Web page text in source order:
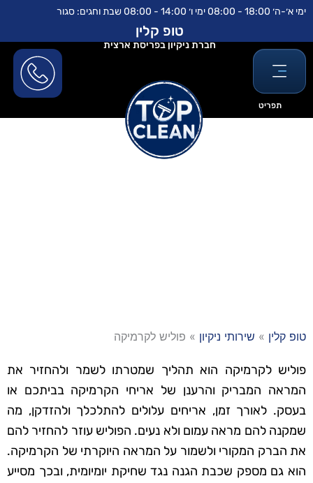
לתוכן
דילוג
ימי א׳-ה׳ 18:00 - 08:00 ימי ו׳ 14:00 - 08:00 שבת וחגים: סגור
תפריט
טופ קלין
חברת ניקיון בפריסת ארצית
טופ קלין » שירותי ניקיון » פוליש לקרמיקה
פוליש לקרמיקה הוא תהליך שמטרתו לשמר ולהחזיר את
המראה המבריק והרענן של אריחי הקרמיקה בביתכם או
בעסק. לאורך זמן, אריחים עלולים להתלכלך ולהזדקן, מה
שמקנה להם מראה עמום ולא נעים. הפוליש עוזר להחזיר להם
את הברק המקורי ולשמור על המראה היוקרתי של הקרמיקה.
הוא גם מספק שכבת הגנה נגד שחיקת יומיומית, ובכך מסייע